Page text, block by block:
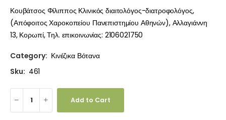
Κουβάτσος Φίλιππος Κλινικός διαιτολόγος-διατροφολόγος,
(Απόφοιτος Χαροκοπείου Πανεπιστημίου Αθηνών), Αλλαγιάννη
13, Κορωπί, Τηλ. επικοινωνίας: 2106021750
Category: Κινέζικα Βότανα
Sku: 461
Add to Cart